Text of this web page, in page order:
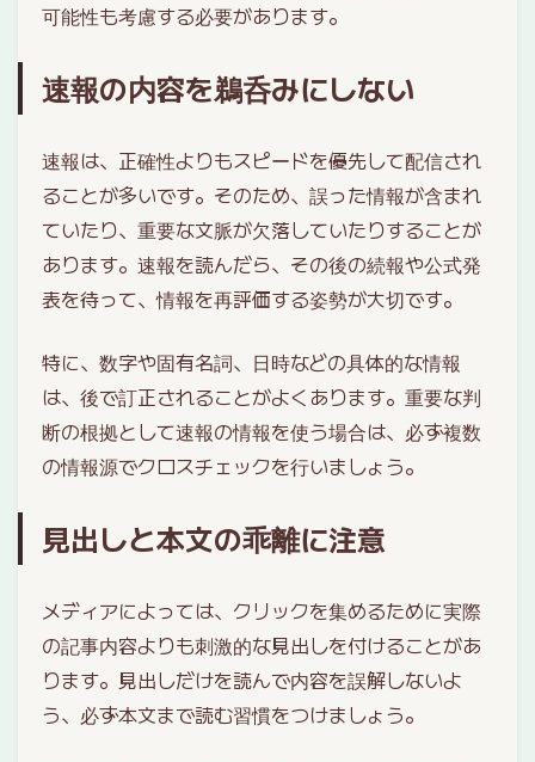
可能性も考慮する必要があります。
速報の内容を鵜呑みにしない
速報は、正確性よりもスピードを優先して配信され
ることが多いです。そのため、誤った情報が含まれ
ていたり、重要な文脈が欠落していたりすることが
あります。速報を読んだら、その後の続報や公式発
表を待って、情報を再評価する姿勢が大切です。
特に、数字や固有名詞、日時などの具体的な情報
は、後で訂正されることがよくあります。重要な判
断の根拠として速報の情報を使う場合は、必ず複数
の情報源でクロスチェックを行いましょう。
見出しと本文の乖離に注意
メディアによっては、クリックを集めるために実際
の記事内容よりも刺激的な見出しを付けることがあ
ります。見出しだけを読んで内容を誤解しないよ
う、必ず本文まで読む習慣をつけましょう。